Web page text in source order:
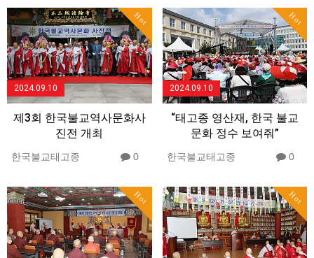
Hot
2024.09.10
제3회 한국불교역사문화사
진전 개최
한국불교태고종 0
Hot
2024.09.10
“태고종 영산재, 한국 불교
문화 정수 보여줘”
한국불교태고종 0
Hot Hot